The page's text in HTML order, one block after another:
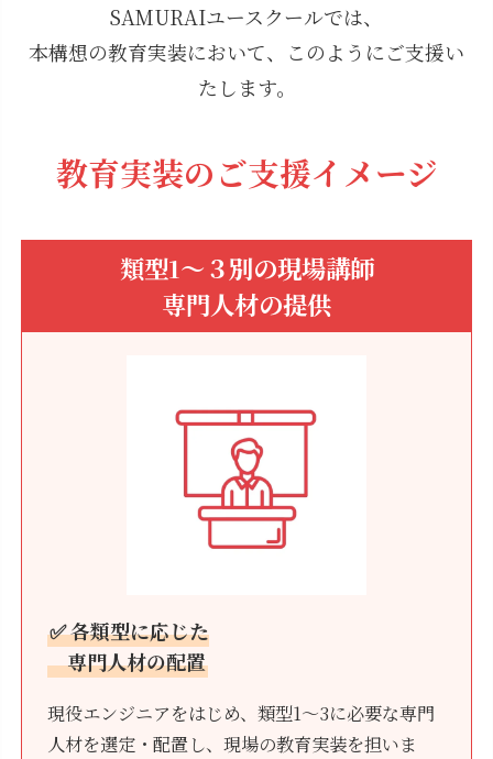
SAMURAIユースクールでは、
本構想の教育実装において、このようにご支援い
たします。
教育実装のご支援イメージ
類型1〜３別の現場講師
専門人材の提供
✅ 各類型に応じた
専門人材の配置
現役エンジニアをはじめ、類型1〜3に必要な専門
人材を選定・配置し、現場の教育実装を担いま